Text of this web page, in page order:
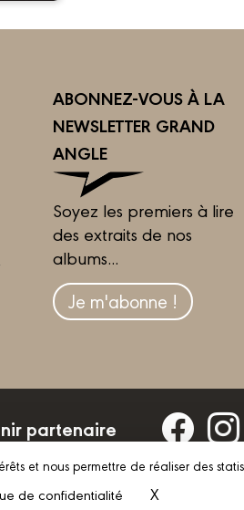
ABONNEZ-VOUS À LA
NEWSLETTER GRAND
ANGLE
Soyez les premiers à lire
des extraits de nos
albums...
Je m'abonne !
partenaire
Vie privée
et nous permettre de réaliser des
de confidentialité X